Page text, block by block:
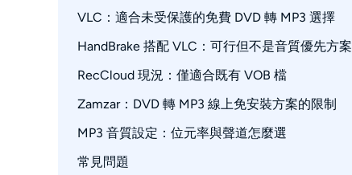
DVDFab DVD Ripper 操作步驟
VLC：適合未受保護的免費 DVD 轉 MP3 選擇
VLC 轉 MP3 操作步驟
HandBrake 搭配 VLC：可行但不是音質優先方案
HandBrake 搭配 VLC 的步驟
RecCloud 現況：僅適合既有 VOB 檔
Zamzar：DVD 轉 MP3 線上免安裝方案的限制
Zamzar VOB 轉 MP3 操作步驟
MP3 音質設定：位元率與聲道怎麼選
AC3 與 DTS 來源音軌
常見問題